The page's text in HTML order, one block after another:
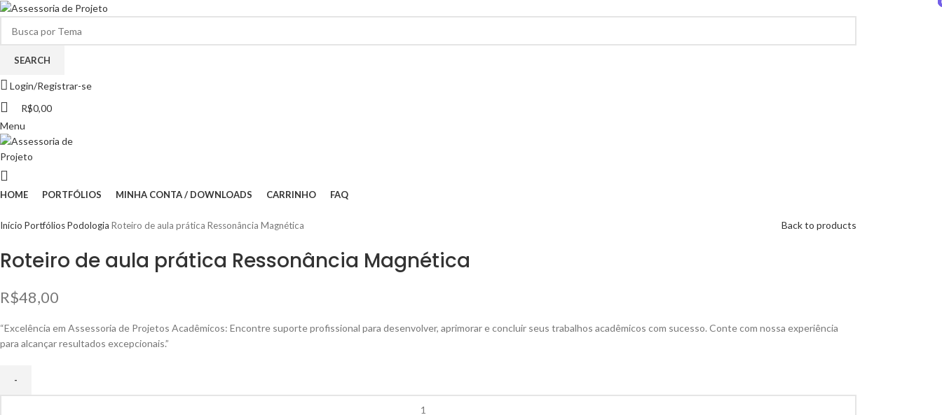
SEARCH
Login/Registrar-se
R$0,00
Menu
HOME PORTFÓLIOS MINHA CONTA / DOWNLOADS CARRINHO FAQ
Início PortfóliosPodologia Roteiro de aula prática Ressonância Magnética Back to products
Roteiro de aula prática Ressonância Magnética
R$48,00
“Excelência em Assessoria de Projetos Acadêmicos: Encontre suporte profissional para desenvolver, aprimorar e concluir seus trabalhos acadêmicos com sucesso. Conte com nossa experiência
para alcançar resultados excepcionais.”